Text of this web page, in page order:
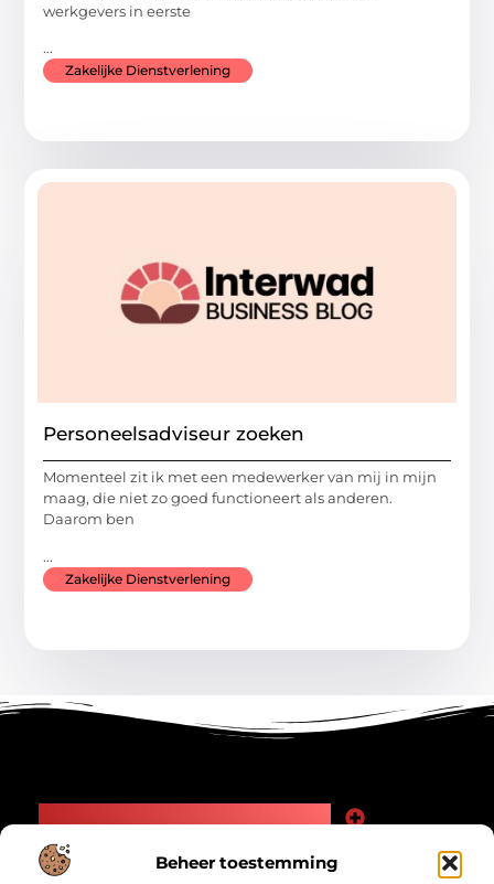
Beheer toestemming
werkgevers in eerste
...
Zakelijke Dienstverlening
Personeelsadviseur zoeken
Momenteel zit ik met een medewerker van mij in mijn
maag, die niet zo goed functioneert als anderen.
Daarom ben
...
Zakelijke Dienstverlening
Bericht categorie